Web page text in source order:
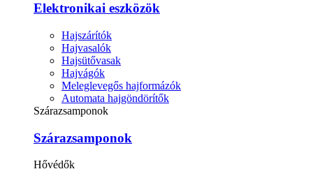
Elektronikai eszközök
Hajszárítók
Hajvasalók
Hajsütővasak
Hajvágók
Meleglevegős hajformázók
Automata hajgöndörítők
Szárazsamponok
Szárazsamponok
Hővédők